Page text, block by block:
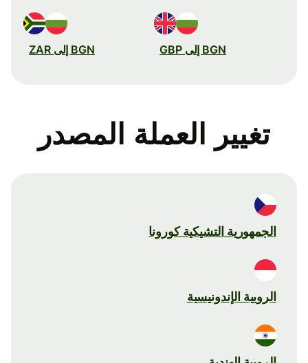
BGN إلى GBP BGN إلى ZAR
تغيير العملة المصدر
الجمهورية التشيكية كورونا
الروبية الإندونيسية